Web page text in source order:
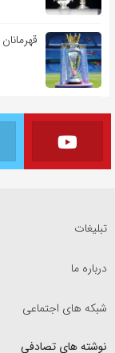
تبلیغات
درباره ما
شبکه های اجتماعی
نوشته های تصادفی